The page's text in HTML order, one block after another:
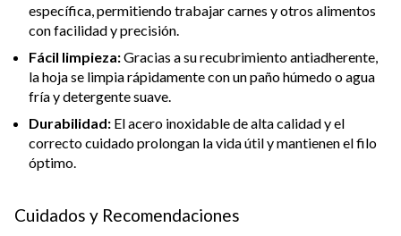
específica, permitiendo trabajar carnes y otros alimentos
con facilidad y precisión.
Fácil limpieza:Gracias a su recubrimiento antiadherente,
la hoja se limpia rápidamente con un paño húmedo o agua
fría y detergente suave.
Durabilidad: El acero inoxidable de alta calidad y el
correcto cuidado prolongan la vida útil y mantienen el filo
óptimo.
Cuidados y Recomendaciones